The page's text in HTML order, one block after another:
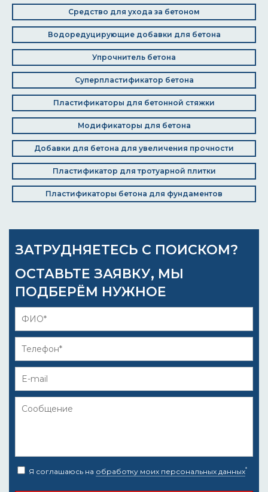
Средство для ухода за бетоном
Водоредуцирующие добавки для бетона
Упрочнитель бетона
Суперпластификатор бетона
Пластификаторы для бетонной стяжки
Модификаторы для бетона
Добавки для бетона для увеличения прочности
Пластификатор для тротуарной плитки
Пластификаторы бетона для фундаментов
ЗАТРУДНЯЕТЕСЬ С ПОИСКОМ?
ОСТАВЬТЕ ЗАЯВКУ, МЫ
ПОДБЕРЁМ НУЖНОЕ
Я соглашаюсь на обработку моих персональных данных*